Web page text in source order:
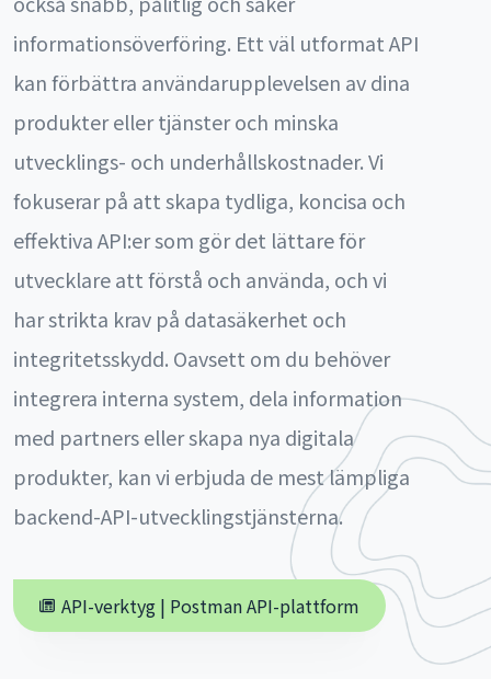
informationsöverföring. Ett väl utformat API
kan förbättra användarupplevelsen av dina
produkter eller tjänster och minska
utvecklings- och underhållskostnader. Vi
fokuserar på att skapa tydliga, koncisa och
effektiva API:er som gör det lättare för
utvecklare att förstå och använda, och vi
har strikta krav på datasäkerhet och
integritetsskydd. Oavsett om du behöver
integrera interna system, dela information
med partners eller skapa nya digitala
produkter, kan vi erbjuda de mest lämpliga
backend-API-utvecklingstjänsterna.
API-verktyg | Postman API-plattform